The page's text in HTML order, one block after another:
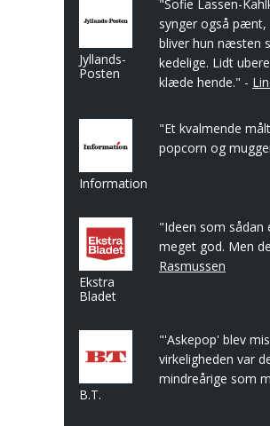
Jyllands-
Posten
"Sofie Lassen-
synger også
bliver hun næsten
kedelige. Lidt
klæde hende." -
Information
"Et kvalmende
popcorn og
Ekstra
Bladet
"Ideen som sådan
meget god. Men
Rasmussen
B.T.
"'Askepop' blev
virkeligheden var
mindreårige som